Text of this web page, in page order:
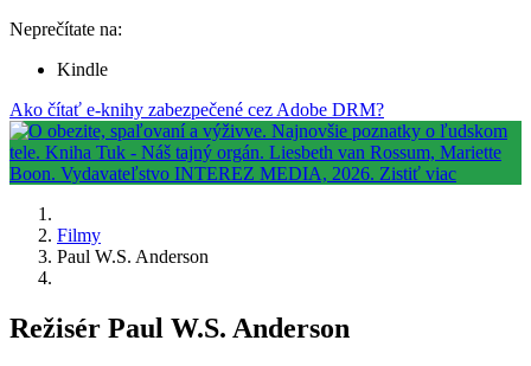
Neprečítate na:
Kindle
Ako čítať e-knihy zabezpečené cez Adobe DRM?
Filmy
Paul W.S. Anderson
Režisér Paul W.S. Anderson